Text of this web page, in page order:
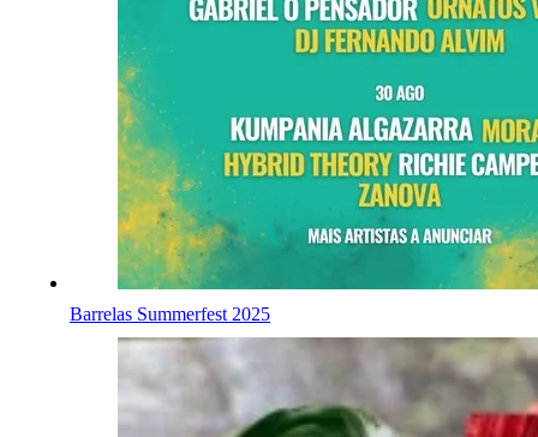
Barrelas Summerfest 2025